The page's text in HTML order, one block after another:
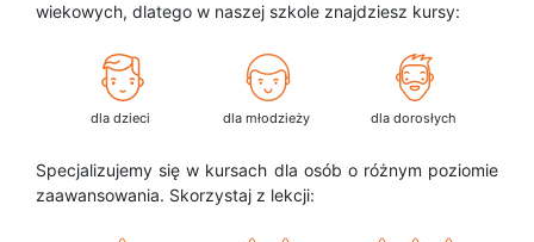
wiekowych, dlatego w naszej szkole znajdziesz kursy:
dla dzieci dla młodzieży dla dorosłych
Specjalizujemy się w kursach dla osób o różnym poziomie
zaawansowania. Skorzystaj z lekcji: